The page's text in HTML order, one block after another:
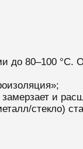
до 80–100 °C.
и
стекло)